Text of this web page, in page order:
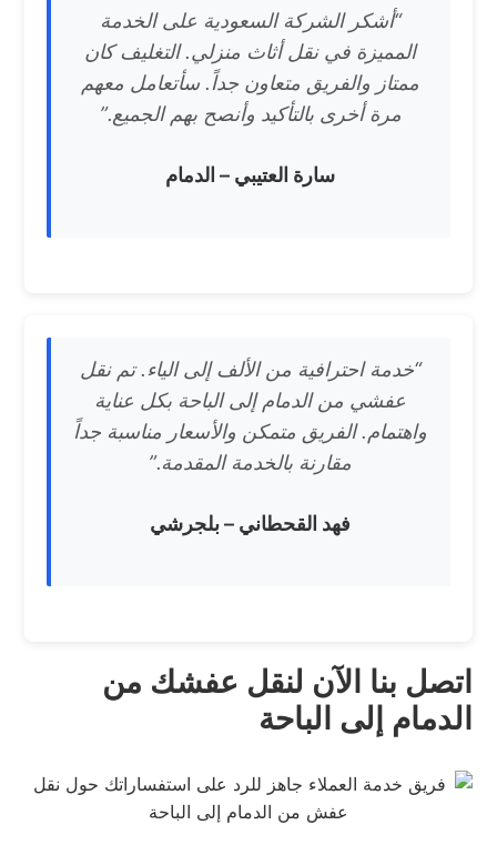
“أشكر الشركة السعودية على الخدمة
المميزة في نقل أثاث منزلي. التغليف كان
ممتاز والفريق متعاون جداً. سأتعامل معهم
مرة أخرى بالتأكيد وأنصح بهم الجميع.”
سارة العتيبي – الدمام
“خدمة احترافية من الألف إلى الياء. تم نقل
عفشي من الدمام إلى الباحة بكل عناية
واهتمام. الفريق متمكن والأسعار مناسبة جداً
مقارنة بالخدمة المقدمة.”
فهد القحطاني – بلجرشي
اتصل بنا الآن لنقل عفشك من
الدمام إلى الباحة